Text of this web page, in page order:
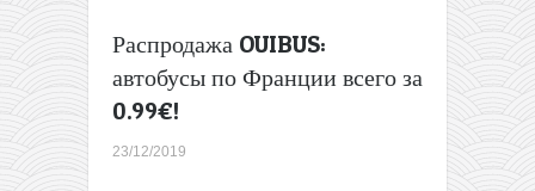
WDC
всех)
Распродажа OUIBUS:
автобусы по Франции всего за
0.99€!
23/12/2019